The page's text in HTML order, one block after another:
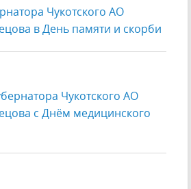
Чукотского АО
в День памяти и скорби
Чукотского АО
с Днём медицинского